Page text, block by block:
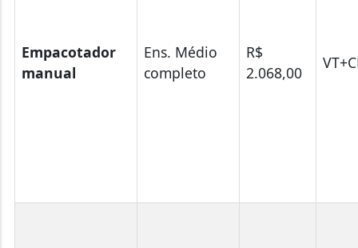
Empacotador
manual
Ens. Médio
completo
R$
2.068,00